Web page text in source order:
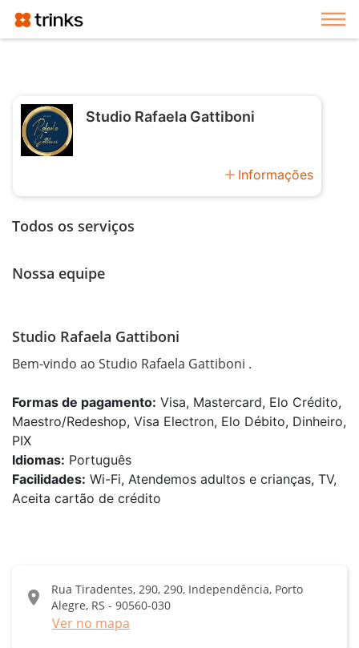
Studio Rafaela Gattiboni
add Informações
Todos os serviços
Nossa equipe
Studio Rafaela Gattiboni
Bem-vindo ao Studio Rafaela Gattiboni .
Formas de pagamento: Visa, Mastercard, Elo Crédito,
Maestro/Redeshop, Visa Electron, Elo Débito, Dinheiro,
PIX
Idiomas: Português
Facilidades: Wi-Fi, Atendemos adultos e crianças, TV,
Aceita cartão de crédito
location_on
Rua Tiradentes, 290, 290, Independência, Porto
Alegre, RS - 90560-030
Ver no mapa